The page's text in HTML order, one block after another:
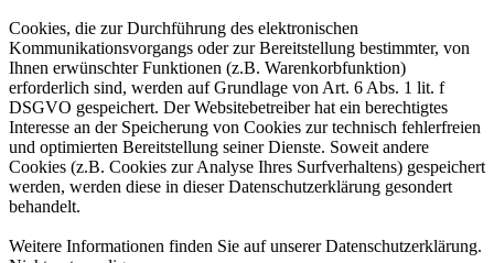
Cookies, die zur Durchführung des elektronischen
Kommunikationsvorgangs oder zur Bereitstellung bestimmter, von
Ihnen erwünschter Funktionen (z.B. Warenkorbfunktion)
erforderlich sind, werden auf Grundlage von Art. 6 Abs. 1 lit. f
DSGVO gespeichert. Der Websitebetreiber hat ein berechtigtes
Interesse an der Speicherung von Cookies zur technisch fehlerfreien
und optimierten Bereitstellung seiner Dienste. Soweit andere
Cookies (z.B. Cookies zur Analyse Ihres Surfverhaltens) gespeichert
werden, werden diese in dieser Datenschutzerklärung gesondert
behandelt.
Weitere Informationen finden Sie auf unserer Datenschutzerklärung.